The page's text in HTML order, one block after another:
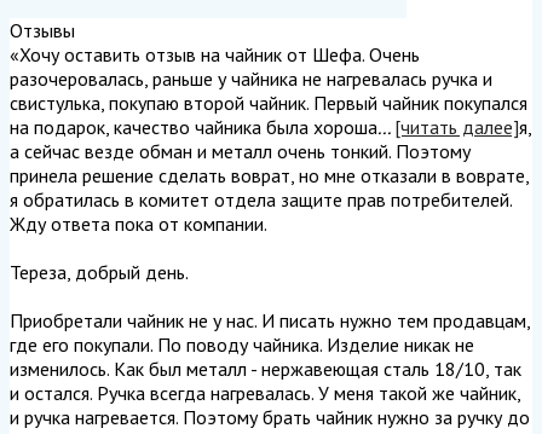
Отзывы
«Хочу оставить отзыв на чайник от Шефа. Очень
разочеровалась, раньше у чайника не нагревалась ручка и
свистулька, покупаю второй чайник. Первый чайник покупался
на подарок, качество чайника была хороша... [читать далее]я,
а сейчас везде обман и металл очень тонкий. Поэтому
принела решение сделать воврат, но мне отказали в воврате,
я обратилась в комитет отдела защите прав потребителей.
Жду ответа пока от компании.
Тереза, добрый день.
Приобретали чайник не у нас. И писать нужно тем продавцам,
где его покупали. По поводу чайника. Изделие никак не
изменилось. Как был металл - нержавеющая сталь 18/10, так
и остался. Ручка всегда нагревалась. У меня такой же чайник,
и ручка нагревается. Поэтому брать чайник нужно за ручку до